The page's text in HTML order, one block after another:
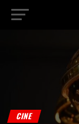
CINE